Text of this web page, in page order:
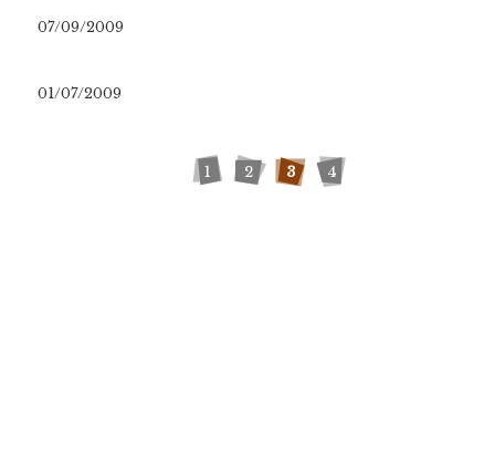
07/09/2009
01/07/2009
1 2 3 4